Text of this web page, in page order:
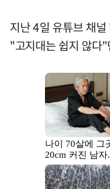
지난 4일 유튜브 채
"고지대는 쉽지 않다